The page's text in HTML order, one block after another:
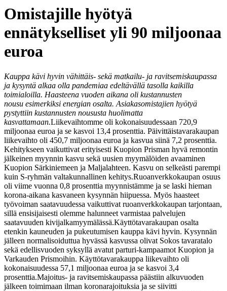
Omistajille hyötyä
ennätykselliset yli 90 miljoonaa
euroa
Kauppa kävi hyvin vähittäis- sekä matkailu- ja ravitsemiskaupassa
ja kysyntä alkaa olla pandemiaa edeltävällä tasolla kaikilla
toimialoilla. Haasteena vuoden aikana oli kustannusten
nousu esimerkiksi energian osalta. Asiakasomistajien hyötyä
pystyttiin kustannusten noususta huolimatta
kasvattamaan.Liikevaihtomme oli kokonaisuudessaan 720,9
miljoonaa euroa ja se kasvoi 13,4 prosenttia. Päivittäistavarakaupan
liikevaihto oli 450,7 miljoonaa euroa ja kasvua siinä 7,2 prosenttia.
Kehitykseen vaikuttivat erityisesti Kuopion Prisman hyvä remontin
jälkeinen myynnin kasvu sekä uusien myymälöiden avaaminen
Kuopion Särkiniemeen ja Maljalahteen. Kasvu on selkeästi parempi
kuin S-ryhmän valtakunnallinen kehitys.Ruoanverkkokaupan osuus
oli viime vuonna 0,8 prosenttia myynnistämme ja se laski hieman
korona-aikana kasvaneen kysynnän hiipuessa. Myös haasteet
työvoiman saatavuudessa vaikuttivat ruoanverkkokaupan tarjontaan,
sillä ensisijaisesti olemme halunneet varmistaa palvelujen
saatavuuden kivijalkamyymälässä.Käyttötavarakaupan osalta
etenkin kauneuden ja pukeutumisen kauppa kävi hyvin. Kysynnän
jälleen normalisoiduttua hyvässä kasvussa olivat Sokos tavaratalo
sekä edellisvuoden syksyllä avatut parturi-kampaamot Kuopion ja
Varkauden Prismoihin. Käyttötavarakauppa liikevaihto oli
kokonaisuudessa 57,1 miljoonaa euroa ja se kasvoi 3,4
prosenttia.Majoitus- ja ravitsemiskaupassa päästiin alkuvuoden
jälkeen toimimaan ilman koronarajoituksia ja se siivitti